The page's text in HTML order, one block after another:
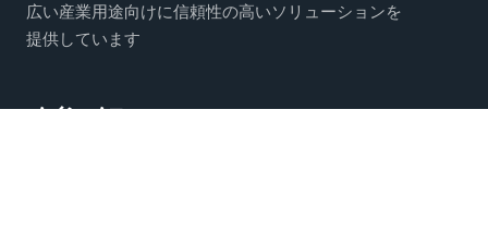
広い産業用途向けに信頼性の高いソリューションを
提供しています
メインメニュー